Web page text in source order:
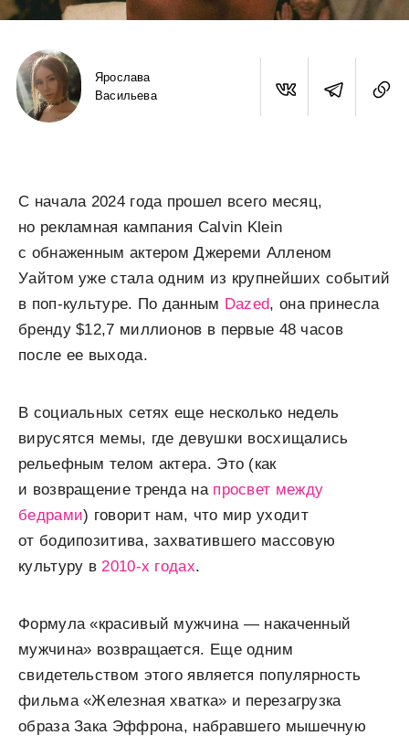
Ярослава
Васильева
С начала 2024 года прошел всего месяц,
но рекламная кампания Calvin Klein
с обнаженным актером Джереми Алленом
Уайтом уже стала одним из крупнейших событий
в поп-культуре. По данным Dazed, она принесла
бренду $12,7 миллионов в первые 48 часов
после ее выхода.
В социальных сетях еще несколько недель
вирусятся мемы, где девушки восхищались
рельефным телом актера. Это (как
и возвращение тренда на просвет между
бедрами) говорит нам, что мир уходит
от бодипозитива, захватившего массовую
культуру в2010-х годах.
Формула «красивый мужчина — накаченный
мужчина» возвращается. Еще одним
свидетельством этого является популярность
фильма «Железная хватка» и перезагрузка
образа Зака Эффрона, набравшего мышечную